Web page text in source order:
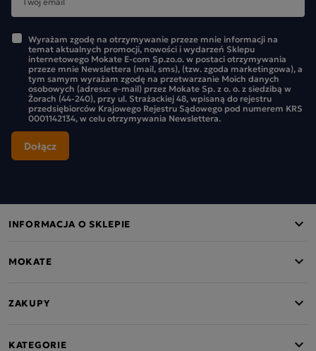
Wyrażam zgodę na otrzymywanie przeze mnie informacji na
temat aktualnych promocji, nowości i wydarzeń Sklepu
internetowego Mokate E-com Sp.zo.o. w postaci otrzymywania
przeze mnie Newslettera (mail, sms), (tzw. zgoda marketingowa), a
tym samym wyrażam zgodę na przetwarzanie Moich danych
osobowych (adresu: e-mail) przez Mokate Sp. z o. o. z siedzibą w
Żorach (44-240), przy ul. Strażackiej 48, wpisaną do rejestru
przedsiębiorców Krajowego Rejestru Sądowego pod numerem KRS
0001142134, w celu otrzymywania Newslettera.
INFORMACJA O SKLEPIE
MOKATE
ZAKUPY
KATEGORIE